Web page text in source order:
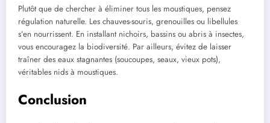
Plutôt que de chercher à éliminer tous les moustiques, pensez
régulation naturelle. Les chauves-souris, grenouilles ou libellules
s’en nourrissent. En installant nichoirs, bassins ou abris à insectes,
vous encouragez la biodiversité. Par ailleurs, évitez de laisser
traîner des eaux stagnantes (soucoupes, seaux, vieux pots),
véritables nids à moustiques.
Conclusion